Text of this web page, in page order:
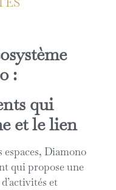
:
qui
et le lien
espaces, Diamono
qui propose une
et